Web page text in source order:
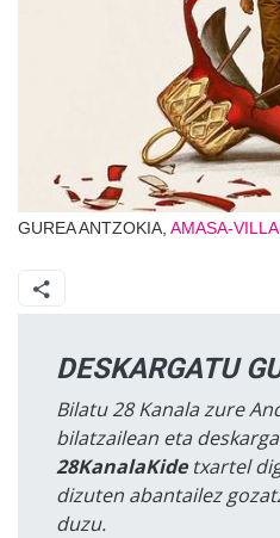
GUREA ANTZOKIA, AMASA-
DESKARGATU
Bilatu 28 Kanala zure
bilatzailean eta
28KanalaKidetxartel
dizuten abantailez
duzu.